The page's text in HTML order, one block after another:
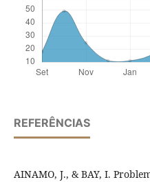
REFERÊNCIAS
AINAMO, J., & BAY, I.